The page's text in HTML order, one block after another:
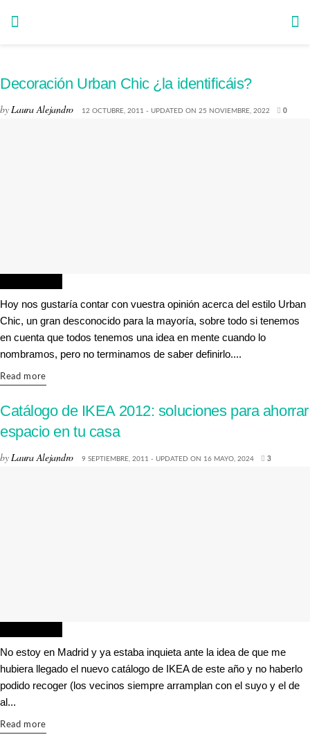
Decoración Urban Chic ¿la identificáis?
byLaura Alejandro 12 OCTUBRE, 2011 - UPDATED ON 25 NOVIEMBRE, 2022 0
Hoy nos gustaría contar con vuestra opinión acerca del estilo Urban
Chic, un gran desconocido para la mayoría, sobre todo si tenemos
en cuenta que todos tenemos una idea en mente cuando lo
nombramos, pero no terminamos de saber definirlo....
Read moreDetails
Catálogo de IKEA 2012: soluciones para ahorrar
espacio en tu casa
by Laura Alejandro 9 SEPTIEMBRE, 2011 - UPDATED ON 16 MAYO, 2024 3
No estoy en Madrid y ya estaba inquieta ante la idea de que me
hubiera llegado el nuevo catálogo de IKEA de este año y no haberlo
podido recoger (los vecinos siempre arramplan con el suyo y el de
al...
Read moreDetails